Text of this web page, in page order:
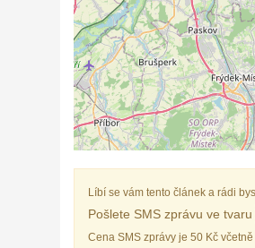
Líbí se vám tento článek a rádi
Pošlete SMS zprávu ve tvaru
Cena SMS zprávy je 50 Kč